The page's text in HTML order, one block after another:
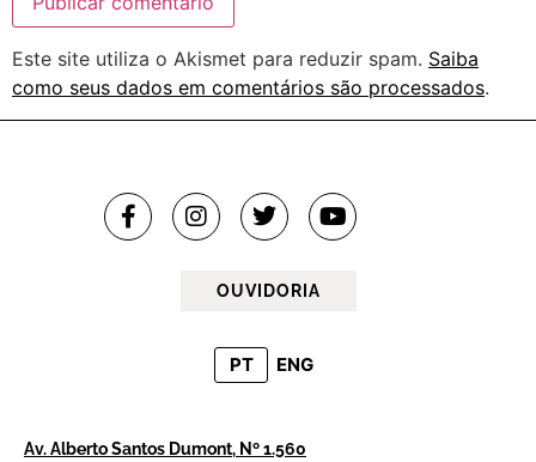
Este site utiliza o Akismet para reduzir spam. Saiba
como seus dados em comentários são processados.
OUVIDORIA
PT ENG
Av. Alberto Santos Dumont, Nº 1.560